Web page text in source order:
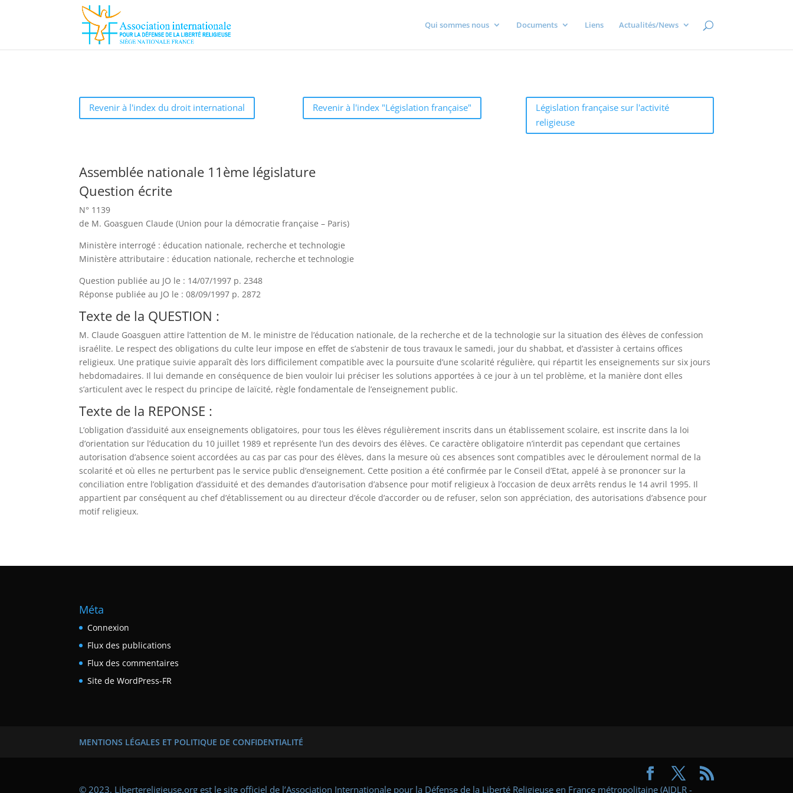
Qui sommes nous Documents Liens Actualités/News
Revenir à l'index du droit international Revenir à l'index "Législation française"
Législation française sur l'activité
religieuse
Assemblée nationale 11ème législature
Question écrite
N° 1139
de M. Goasguen Claude (Union pour la démocratie française – Paris)
Ministère interrogé : éducation nationale, recherche et technologie
Ministère attributaire : éducation nationale, recherche et technologie
Question publiée au JO le : 14/07/1997 p. 2348
Réponse publiée au JO le : 08/09/1997 p. 2872
Texte de la QUESTION :
M. Claude Goasguen attire l’attention de M. le ministre de l’éducation nationale, de la recherche et de la technologie sur la situation des élèves de confession
israélite. Le respect des obligations du culte leur impose en effet de s’abstenir de tous travaux le samedi, jour du shabbat, et d’assister à certains offices
religieux. Une pratique suivie apparaît dès lors difficilement compatible avec la poursuite d’une scolarité régulière, qui répartit les enseignements sur six jours
hebdomadaires. Il lui demande en conséquence de bien vouloir lui préciser les solutions apportées à ce jour à un tel problème, et la manière dont elles
s’articulent avec le respect du principe de laïcité, règle fondamentale de l’enseignement public.
Texte de la REPONSE :
L’obligation d’assiduité aux enseignements obligatoires, pour tous les élèves régulièrement inscrits dans un établissement scolaire, est inscrite dans la loi
d’orientation sur l’éducation du 10 juillet 1989 et représente l’un des devoirs des élèves. Ce caractère obligatoire n’interdit pas cependant que certaines
autorisation d’absence soient accordées au cas par cas pour des élèves, dans la mesure où ces absences sont compatibles avec le déroulement normal de la
scolarité et où elles ne perturbent pas le service public d’enseignement. Cette position a été confirmée par le Conseil d’Etat, appelé à se prononcer sur la
conciliation entre l’obligation d’assiduité et des demandes d’autorisation d’absence pour motif religieux à l’occasion de deux arrêts rendus le 14 avril 1995. Il
appartient par conséquent au chef d’établissement ou au directeur d’école d’accorder ou de refuser, selon son appréciation, des autorisations d’absence pour
motif religieux.
Méta
Connexion
Flux des publications
Flux des commentaires
Site de WordPress-FR
MENTIONS LÉGALES ET POLITIQUE DE CONFIDENTIALITÉ
© 2023, Libertereligieuse.org est le site officiel de l’Association Internationale pour la Défense de la Liberté Religieuse en France métropolitaine (AIDLR -